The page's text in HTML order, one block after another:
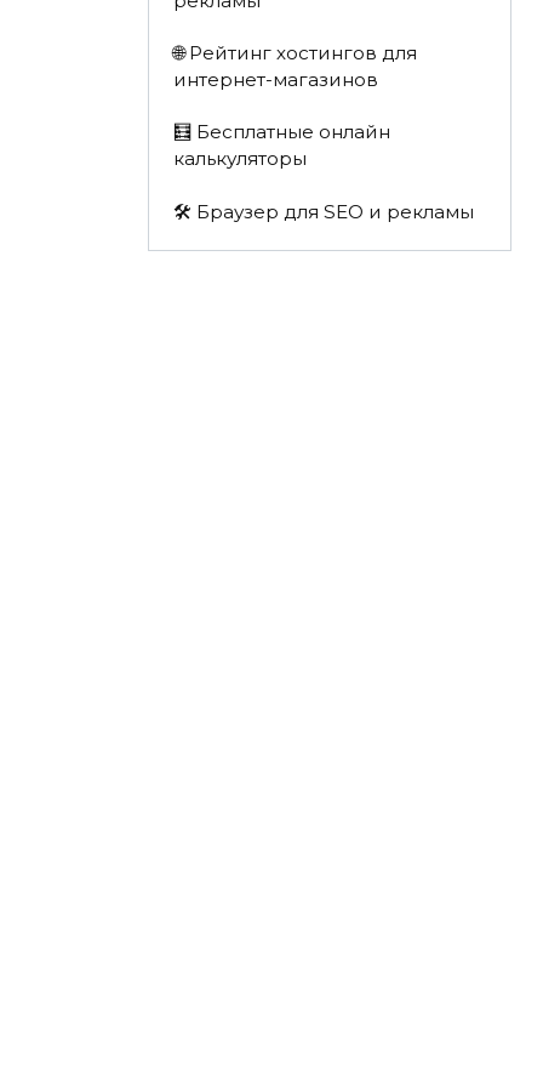
🌐 Рейтинг хостингов для
интернет-магазинов
🧮 Бесплатные онлайн
калькуляторы
🛠️ Браузер для SEO и рекламы